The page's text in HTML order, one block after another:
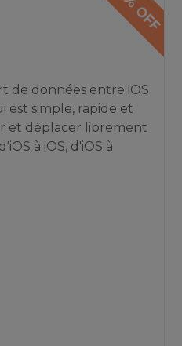
de données entre iOS
est simple, rapide et
et déplacer librement
à iOS, d'iOS à